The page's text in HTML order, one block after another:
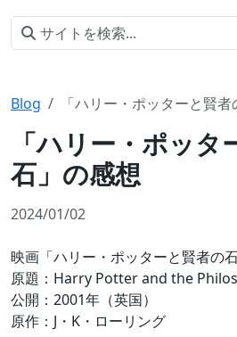
Blog 「ハリー・ポッターと賢
「ハリー・ポッタ
石」の感想
2024/01/02
映画「ハリー・ポッターと賢者の
原題：Harry Potter and the
公開：2001年（英国）
原作：J・K・ローリング